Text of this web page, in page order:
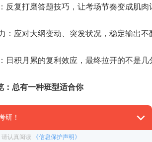
反复打磨答题技巧，让考场节奏变成肌肉
：应对大纲变动、突发状况，稳定输出不
日积月累的复利效应，最终拉开的不是几
：总有一种班型适合你
小白、二战选手，还是追求名校的尖子